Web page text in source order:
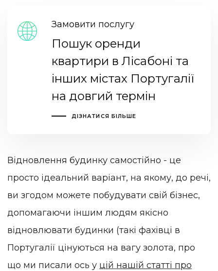
Замовити послугу
Пошук оренди
квартири в Лісабоні та
інших містах Португалії
на довгий термін
ДІЗНАТИСЯ БІЛЬШЕ
Відновлення будинку самостійно - це
просто ідеальний варіант, на якому, до речі,
ви згодом можете побудувати свій бізнес,
допомагаючи іншим людям якісно
відновлювати будинки (такі фахівці в
Португалії цінуються на вагу золота, про
що ми писали ось у цій нашій статті про